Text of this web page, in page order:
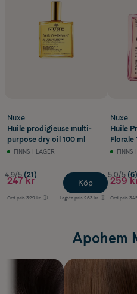
Nuxe
Huile prodigieuse multi-
purpose dry oil 100 ml
FINNS I LAGER
4.9/5 (21)
247 kr
Ord.pris 329 kr Lägsta pris 263 kr
Köp
Nuxe
Huile
Florale
FINNS
5.0/5 (6)
259
Ord.pris
Apohem